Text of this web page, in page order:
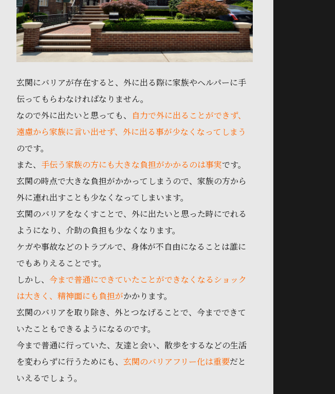
玄関にバリアが存在すると、外に出る際に家族やヘルパーに手
伝ってもらわなければなりません。
なので外に出たいと思っても、
自力で外に出ることができず、
遠慮から家族に言い出せず、外に出る事が少なくなってしまう
のです。
また、 手伝う家族の方にも大きな負担がかかるのは事実です。
玄関の時点で大きな負担がかかってしまうので、家族の方から
外に連れ出すことも少なくなってしまいます。
玄関のバリアをなくすことで、外に出たいと思った時にでれる
ようになり、介助の負担も少なくなります。
ケガや事故などのトラブルで、身体が不自由になることは誰に
でもありえることです。
しかし、 今まで普通にできていたことができなくなるショック
は大きく、精神面にも負担がかかります。
玄関のバリアを取り除き、外とつなげることで、今までできて
いたこともできるようになるのです。
今まで普通に行っていた、友達と会い、散歩をするなどの生活
を変わらずに行うためにも、 玄関のバリアフリー化は重要だと
いえるでしょう。